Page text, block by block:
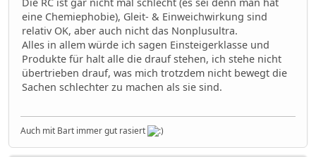
eine Chemiephobie), Gleit- & Einweichwirkung sind
relativ OK, aber auch nicht das Nonplusultra.
Alles in allem würde ich sagen Einsteigerklasse und
Produkte für halt alle die drauf stehen, ich stehe nicht
übertrieben drauf, was mich trotzdem nicht bewegt die
Sachen schlechter zu machen als sie sind.
Auch mit Bart immer gut rasiert